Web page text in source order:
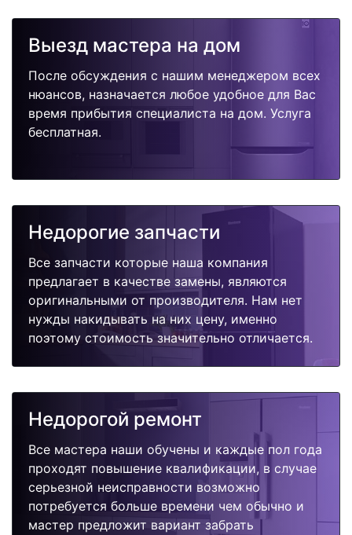
поломок.
Выезд мастера на дом
После обсуждения с нашим менеджером всех
нюансов, назначается любое удобное для Вас
время прибытия специалиста на дом. Услуга
бесплатная.
Недорогие запчасти
Все запчасти которые наша компания
предлагает в качестве замены, являются
оригинальными от производителя. Нам нет
нужды накидывать на них цену, именно
поэтому стоимость значительно отличается.
Недорогой ремонт
Все мастера наши обучены и каждые пол года
проходят повышение квалификации, в случае
серьезной неисправности возможно
потребуется больше времени чем обычно и
мастер предложит вариант забрать